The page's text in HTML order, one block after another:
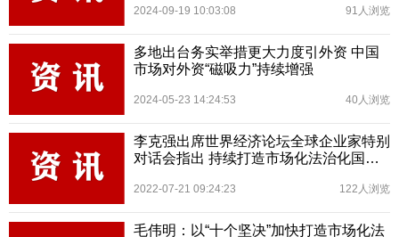
2024-09-19 10:03:08 91人浏览
多地出台务实举措更大力度引外资 中国
市场对外资“磁吸力”持续增强
2024-05-23 14:24:53 40人浏览
李克强出席世界经济论坛全球企业家特别
对话会指出 持续打造市场化法治化国际
2022-07-21 09:24:23 122人浏览
毛伟明：以“十个坚决”加快打造市场化法